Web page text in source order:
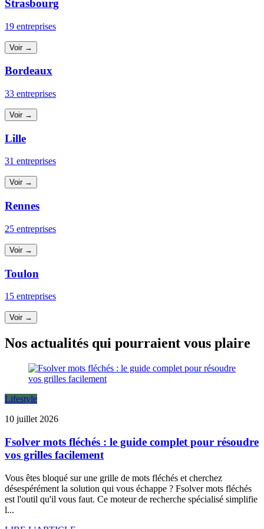
Strasbourg
19 entreprises
Voir →
Bordeaux
33 entreprises
Voir →
Lille
31 entreprises
Voir →
Rennes
25 entreprises
Voir →
Toulon
15 entreprises
Voir →
Nos actualités qui pourraient vous plaire
Lifestyle
10 juillet 2026
Fsolver mots fléchés : le guide complet pour résoudre
vos grilles facilement
Vous êtes bloqué sur une grille de mots fléchés et cherchez
désespérément la solution qui vous échappe ? Fsolver mots fléchés
est l'outil qu'il vous faut. Ce moteur de recherche spécialisé simplifie
l...